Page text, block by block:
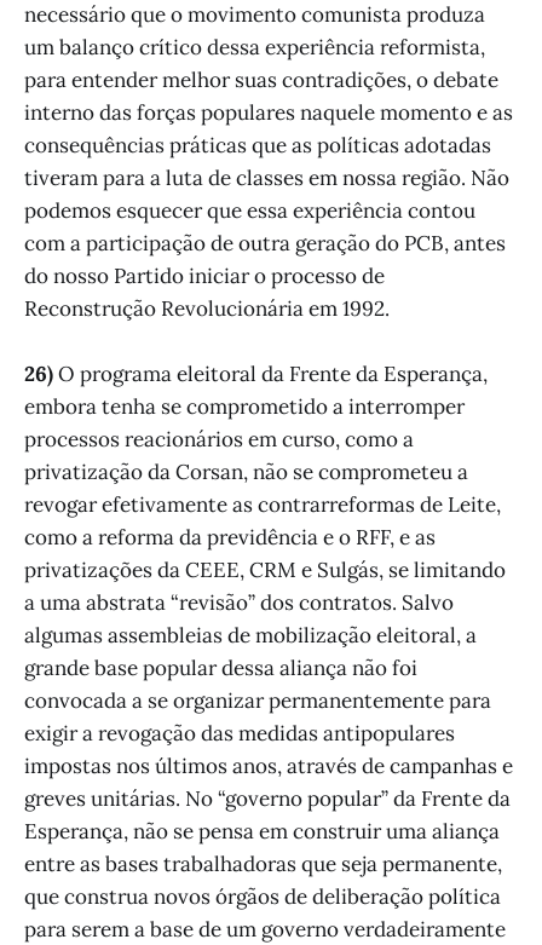
necessário que o movimento comunista produza
um balanço crítico dessa experiência reformista,
para entender melhor suas contradições, o debate
interno das forças populares naquele momento e as
consequências práticas que as políticas adotadas
tiveram para a luta de classes em nossa região. Não
podemos esquecer que essa experiência contou
com a participação de outra geração do PCB, antes
do nosso Partido iniciar o processo de
Reconstrução Revolucionária em 1992.
26)O programa eleitoral da Frente da Esperança,
embora tenha se comprometido a interromper
processos reacionários em curso, como a
privatização da Corsan, não se comprometeu a
revogar efetivamente as contrarreformas de Leite,
como a reforma da previdência e o RFF, e as
privatizações da CEEE, CRM e Sulgás, se limitando
a uma abstrata “revisão” dos contratos. Salvo
algumas assembleias de mobilização eleitoral, a
grande base popular dessa aliança não foi
convocada a se organizar permanentemente para
exigir a revogação das medidas antipopulares
impostas nos últimos anos, através de campanhas e
greves unitárias. No “governo popular” da Frente da
Esperança, não se pensa em construir uma aliança
entre as bases trabalhadoras que seja permanente,
que construa novos órgãos de deliberação política
para serem a base de um governo verdadeiramente